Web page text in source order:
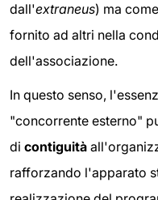
dall'extraneus) ma
fornito ad altri nella
dell'associazione.
In questo senso,
"concorrente esterno"
di contiguità
rafforzando l'apparato